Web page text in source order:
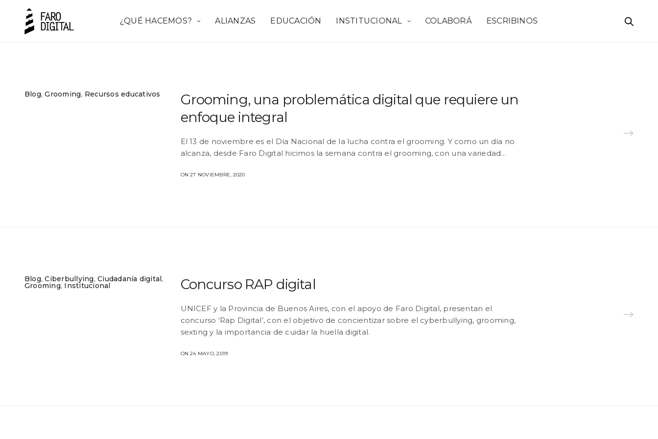
¿QUÉ HACEMOS? ALIANZAS EDUCACIÓN INSTITUCIONAL COLABORÁ ESCRIBINOS
Blog,Grooming, Recursos educativos
Grooming, una problemática digital que requiere un
enfoque integral
El 13 de noviembre es el Día Nacional de la lucha contra el grooming. Y como un día no
alcanza, desde Faro Digital hicimos la semana contra el grooming, con una variedad…
ON 27 NOVIEMBRE, 2020
Blog,Ciberbullying,Ciudadanía digital,
Grooming, Institucional Concurso RAP digital
UNICEF y la Provincia de Buenos Aires, con el apoyo de Faro Digital, presentan el
concurso ‘Rap Digital’, con el objetivo de concientizar sobre el cyberbullying, grooming,
sexting y la importancia de cuidar la huella digital.
ON 24 MAYO, 2019